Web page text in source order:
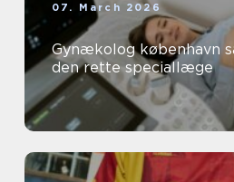
07. March 2026
Gynækolog københavn sådan finder du
den rette speciallæge